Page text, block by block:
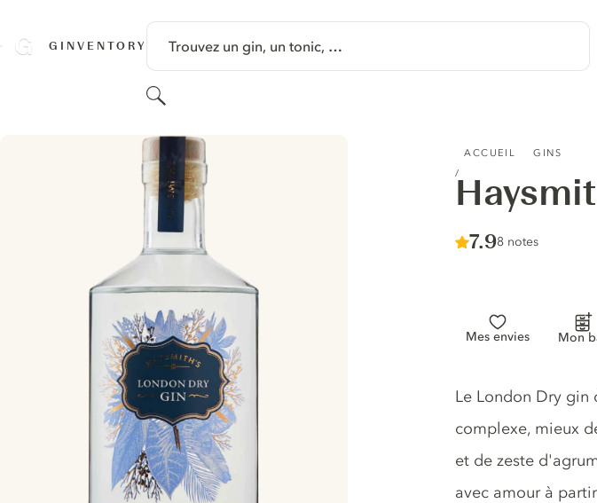
GINVENTORY Trouvez un gin, un tonic, …
Rechercher
ACCUEIL GINS
Score :
7.9/ 10
8 notes
Mes envies Mon
Description du
Le London Dry gin
complexe, mieux
et de zeste
avec amour à